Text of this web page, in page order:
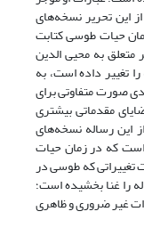
این تحریر نسخه‌های
حیات طوسی کتابت
متعلق به محیی الدین
تغییر داده است، به
صورت متفاوتی برای
مقدماتی بیشتری
این رساله نسخه‌های
است که در زمان حیات
که طوسی در
را غنا بخشیده است؛
غیر ضروری و ظاهری